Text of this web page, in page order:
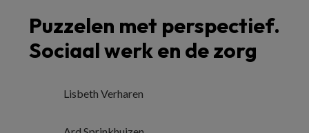
Puzzelen met perspectief.
Sociaal werk en de zorg
Lisbeth Verharen